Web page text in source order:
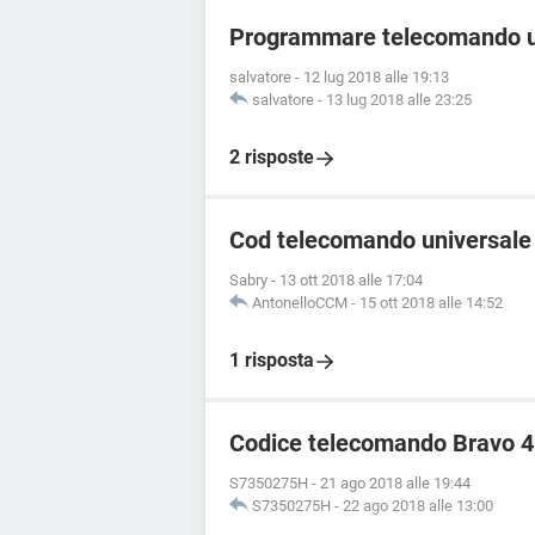
Programmare telecomando
salvatore - 12 lug 2018 alle 19:13
salvatore - 13 lug 2018 alle 23:25
2 risposte
Cod telecomando universale
Sabry - 13 ott 2018 alle 17:04
AntonelloCCM - 15 ott 2018 alle 14:52
1 risposta
Codice telecomando Bravo
S7350275H - 21 ago 2018 alle 19:44
S7350275H - 22 ago 2018 alle 13:00